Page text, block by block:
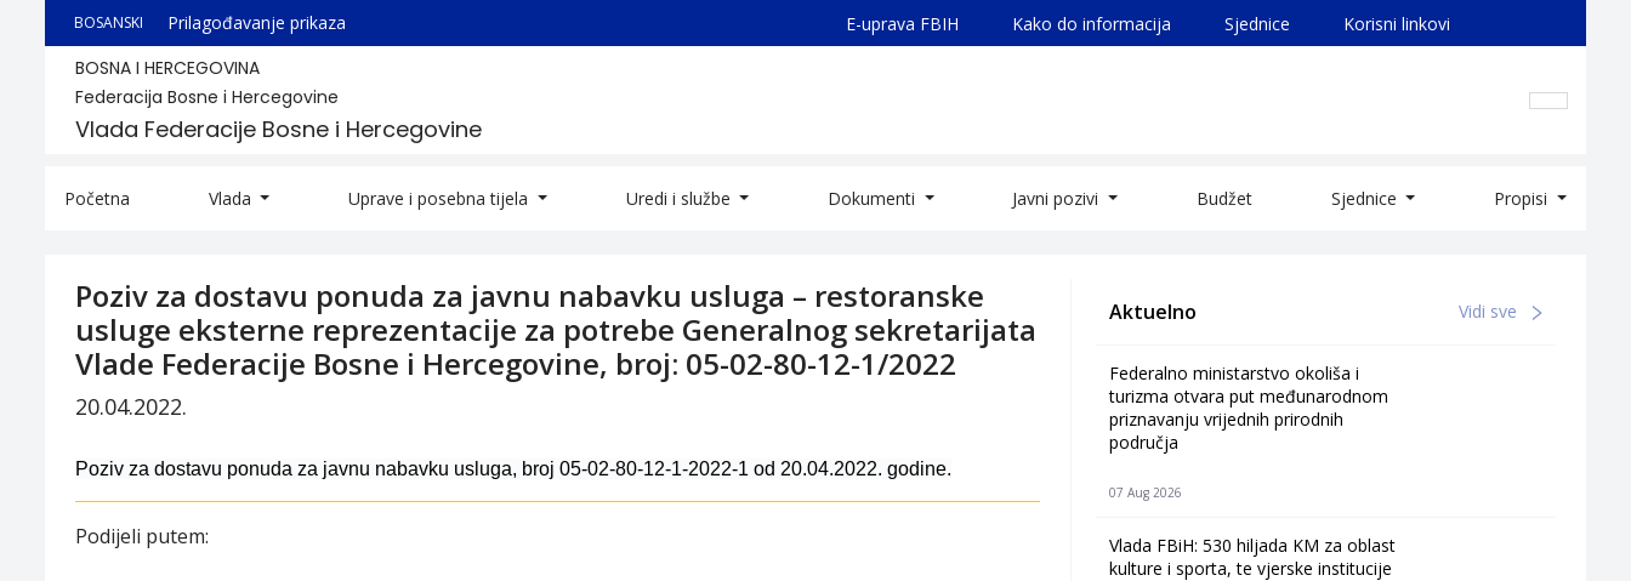
BOSANSKI Prilagođavanje prikaza E-uprava FBIH Kako do informacija Sjednice Korisni linkovi
BOSNA I HERCEGOVINA
Federacija Bosne i Hercegovine
Vlada Federacije Bosne i Hercegovine
Početna Vlada Uprave i posebna tijela Uredi i službe Dokumenti Javni pozivi Budžet Sjednice Propisi
Poziv za dostavu ponuda za javnu nabavku usluga – restoranske
usluge eksterne reprezentacije za potrebe Generalnog sekretarijata
Vlade Federacije Bosne i Hercegovine, broj: 05-02-80-12-1/2022
20.04.2022.
Poziv za dostavu ponuda za javnu nabavku usluga, broj 05-02-80-12-1-2022-1 od 20.04.2022. godine.
Podijeli putem:
Aktuelno Vidi sve
Federalno ministarstvo okoliša i
turizma otvara put međunarodnom
priznavanju vrijednih prirodnih
područja
07 Aug 2026
Vlada FBiH: 530 hiljada KM za oblast
kulture i sporta, te vjerske institucije